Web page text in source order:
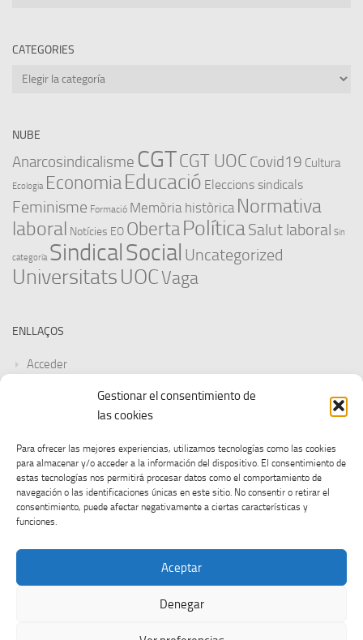
Gestionar el consentimiento de
las cookies
Para ofrecer las mejores experiencias, utilizamos tecnologías como las cookies
para almacenar y/o acceder a la información del dispositivo. El consentimiento de
estas tecnologías nos permitirá procesar datos como el comportamiento de
navegación o las identificaciones únicas en este sitio. No consentir o retirar el
consentimiento, puede afectar negativamente a ciertas características y
funciones.
Aceptar
Denegar
CATEGORIES
Categories
NUBE
Anarcosindicalisme CGTCGT UOC Covid19 Cultura
Ecologia EconomiaEducació Eleccions sindicals
Feminisme Formació Memòria històrica Normativa
laboral Notícies EO ObertaPolíticaSalut laboral Sin
categoría SindicalSocial Uncategorized
UniversitatsUOCVaga
ENLLAÇOS
Acceder
Feed de entradas
WordPress.org